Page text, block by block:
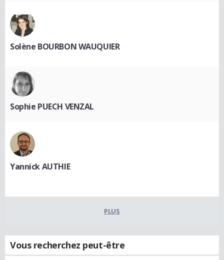
Solène BOURBON WAUQUIER
Sophie PUECH VENZAL
Yannick AUTHIE
PLUS
Vous recherchez peut-être